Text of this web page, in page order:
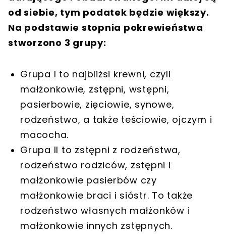
od siebie, tym podatek będzie większy.
Na podstawie stopnia pokrewieństwa
stworzono 3 grupy:
Grupa I to najbliżsi krewni, czyli
małżonkowie, zstępni, wstępni,
pasierbowie, zięciowie, synowe,
rodzeństwo, a także teściowie, ojczym i
macocha.
Grupa II to zstępni z rodzeństwa,
rodzeństwo rodziców, zstępni i
małżonkowie pasierbów czy
małżonkowie braci i sióstr. To także
rodzeństwo własnych małżonków i
małżonkowie innych zstępnych.